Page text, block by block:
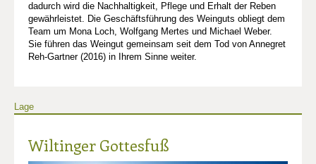
dadurch wird die Nachhaltigkeit, Pflege und Erhalt der Reben
gewährleistet. Die Geschäftsführung des Weinguts obliegt dem
Team um Mona Loch, Wolfgang Mertes und Michael Weber.
Sie führen das Weingut gemeinsam seit dem Tod von Annegret
Reh-Gartner (2016) in Ihrem Sinne weiter.
Lage
Wiltinger Gottesfuß